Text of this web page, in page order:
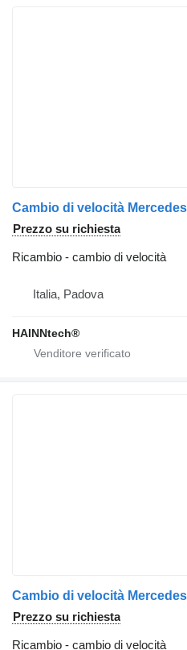
Prezzo su richiesta
Ricambio - cambio di velocità
Italia, Padova
HAINNtech®
Prezzo su richiesta
Ricambio - cambio di velocità